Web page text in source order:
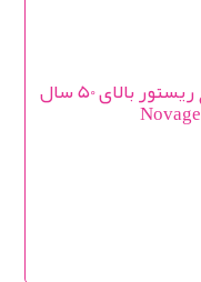
کرم دوکاره دور چشم و دور لب نویج ریستور بالای 50 سال